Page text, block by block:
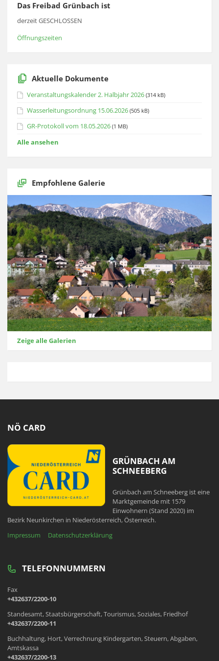
Das Freibad Grünbach ist
derzeit GESCHLOSSEN
Öffnungszeiten
Aktuelle Dokumente
Veranstaltungskalender 2. Halbjahr 2026 (314 kB)
Wasserleitungsordnung 15.06.2026 (505 kB)
GR-Protokoll vom 18.05.2026 (1 MB)
Alle ansehen
Empfohlene Galerie
Zeige alle Galerien
NÖ CARD
GRÜNBACH AM
SCHNEEBERG
Grünbach am Schneeberg ist eine
Marktgemeinde mit 1579
Einwohnern (Stand 2020) im
Bezirk Neunkirchen in Niederösterreich, Österreich.
Impressum
Datenschutzerklärung
TELEFONNUMMERN
Fax
+432637/2200-10
Standesamt, Staatsbürgerschaft, Tourismus, Soziales, Friedhof
+432637/2200-11
Buchhaltung, Hort, Verrechnung Kindergarten, Steuern, Abgaben,
Amtskassa
+432637/2200-13